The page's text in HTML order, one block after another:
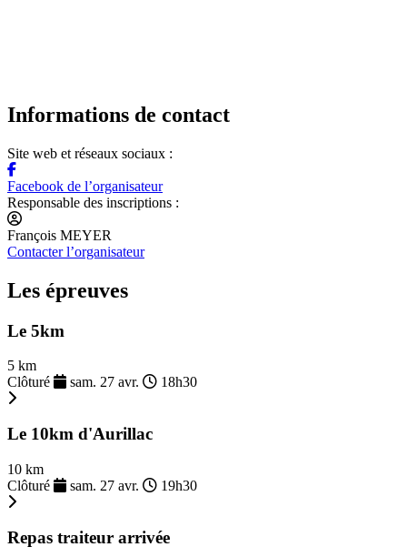
Informations de contact
Site web et réseaux sociaux :
Facebook de l’organisateur
Responsable des inscriptions :
François MEYER
Contacter l’organisateur
Les épreuves
Le 5km
5 km
Clôturé
sam. 27 avr. 18h30
Le 10km d'Aurillac
10 km
Clôturé
sam. 27 avr. 19h30
Repas traiteur arrivée